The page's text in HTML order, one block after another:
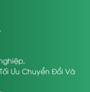
,
,
Ưu Chuyển Đổi Và